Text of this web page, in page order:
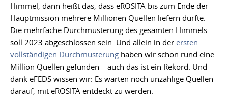
Himmel, dann heißt das, dass eROSITA bis zum Ende der
Hauptmission mehrere Millionen Quellen liefern dürfte.
Die mehrfache Durchmusterung des gesamten Himmels
soll 2023 abgeschlossen sein. Und allein in der ersten
vollständigen Durchmusterung haben wir schon rund eine
Million Quellen gefunden – auch das ist ein Rekord. Und
dank eFEDS wissen wir: Es warten noch unzählige Quellen
darauf, mit eROSITA entdeckt zu werden.